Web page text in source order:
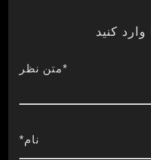
کنید
*متن نظر
نام*